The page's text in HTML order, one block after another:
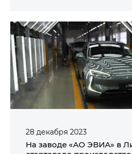
28 декабря 2023
На заводе «АО ЭВИА» в